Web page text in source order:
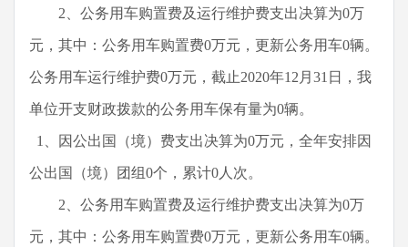
2、公务用车购置费及运行维护费支出决算为0万
元，其中：公务用车购置费0万元，更新公务用车0辆。
公务用车运行维护费0万元，截止2020年12月31日，我
单位开支财政拨款的公务用车保有量为0辆。
1、因公出国（境）费支出决算为0万元，全年安排因
公出国（境）团组0个，累计0人次。
2、公务用车购置费及运行维护费支出决算为0万
元，其中：公务用车购置费0万元，更新公务用车0辆。